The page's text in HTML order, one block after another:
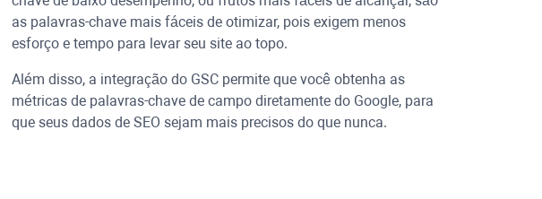
as palavras-chave mais fáceis de otimizar, pois exigem menos
esforço e tempo para levar seu site ao topo.
Além disso, a integração do GSC permite que você obtenha as
métricas de palavras-chave de campo diretamente do Google, para
que seus dados de SEO sejam mais precisos do que nunca.